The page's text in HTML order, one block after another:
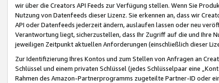
wir über die Creators API Feeds zur Verfügung stellen. Wenn Sie
Nutzung von Datenfeeds dieser Lizenz. Sie erkennen an, dass wir
API oder Datenfeeds jederzeit ändern, auslaufen lassen oder neu
Verantwortung liegt, sicherzustellen, dass Ihr Zugriff auf die und Ihre
jeweiligen Zeitpunkt aktuellen Anforderungen (einschließlich dieser
Zur Identifizierung Ihres Kontos und zum Stellen von Anfragen an
Schlüssel und einem privaten Schlüssel (jedes Schlüsselpaar eine
Rahmen des Amazon-Partnerprogramms zugeteilte Partner-ID oder